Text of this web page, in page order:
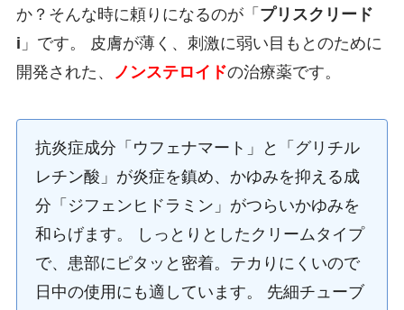
か？そんな時に頼りになるのが「 プリスクリード
i 」です。 皮膚が薄く、刺激に弱い目もとのために
開発された、
ノンステロイドの治療薬です。
抗炎症成分「ウフェナマート」と「グリチル
レチン酸」が炎症を鎮め、かゆみを抑える成
分「ジフェンヒドラミン」がつらいかゆみを
和らげます。 しっとりとしたクリームタイプ
で、患部にピタッと密着。テカりにくいので
日中の使用にも適しています。 先細チューブ